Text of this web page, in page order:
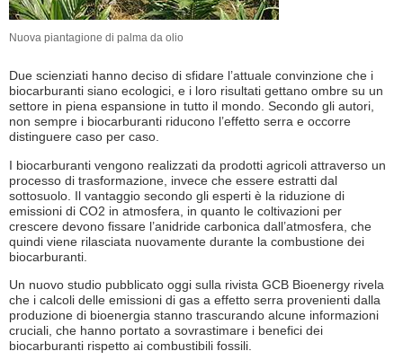
Nuova piantagione di palma da olio
Due scienziati hanno deciso di sfidare l’attuale convinzione che i
biocarburanti siano ecologici, e i loro risultati gettano ombre su un
settore in piena espansione in tutto il mondo. Secondo gli autori,
non sempre i biocarburanti riducono l’effetto serra e occorre
distinguere caso per caso.
I biocarburanti vengono realizzati da prodotti agricoli attraverso un
processo di trasformazione, invece che essere estratti dal
sottosuolo. Il vantaggio secondo gli esperti è la riduzione di
emissioni di CO2 in atmosfera, in quanto le coltivazioni per
crescere devono fissare l’anidride carbonica dall’atmosfera, che
quindi viene rilasciata nuovamente durante la combustione dei
biocarburanti.
Un nuovo studio pubblicato oggi sulla rivista GCB Bioenergy rivela
che i calcoli delle emissioni di gas a effetto serra provenienti dalla
produzione di bioenergia stanno trascurando alcune informazioni
cruciali, che hanno portato a sovrastimare i benefici dei
biocarburanti rispetto ai combustibili fossili.